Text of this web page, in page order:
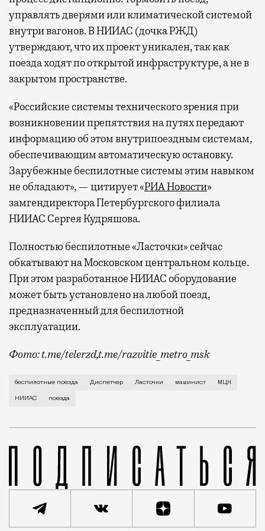
Бизнес-зал становится местом, где можно
провести переговоры, поработать или просто
выпить кофе, наблюдая сквозь панорамные
окна за тем, как взлетают и садятся
самолеты. В Москве нет недостатка
несколько — в разных зонах воздушных
гаваней. На некоторых вокзалах — тоже.
Лаунжи доступны на Ленинградском,
Павелецком, Казанском, Ярославском
и Курском вокзалах.Попасть в бизнес-залы
могут держатели карт Mir Supreme. Причем
не только в столице. Всего доступно более
1000 бизнес-залов по всему миру.
управлять дверями или климатической системой
внутри вагонов. В НИИАС (дочка РЖД)
утверждают, что их проект уникален, так как
поезда ходят по открытой инфраструктуре, а не в
закрытом пространстве.
«Российские системы технического зрения при
возникновении препятствия на путях передают
информацию об этом внутрипоездным системам,
обеспечивающим автоматическую остановку.
Зарубежные беспилотные системы этим навыком
не обладают», — цитирует «РИА Новости»
замгендиректора Петербургского филиала
НИИАС Сергея Кудряшова.
Полностью беспилотные «Ласточки» сейчас
обкатывают на Московском центральном кольце.
При этом разработанное НИИАС оборудование
может быть установлено на любой поезд,
предназначенный для беспилотной
эксплуатации.
Фото: t.me/telerzd,t.me/razvitie_metro_msk
Новые поезда работают на четвертом уровне
беспилотные поезда Диспетчер Ласточки машинист МЦК
НИИАС поезда